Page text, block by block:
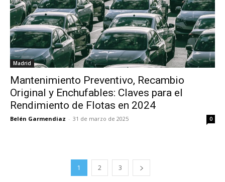
Madrid
Mantenimiento Preventivo, Recambio
Original y Enchufables: Claves para el
Rendimiento de Flotas en 2024
Belén Garmendiaz - 31 de marzo de 2025 0
1 2 3